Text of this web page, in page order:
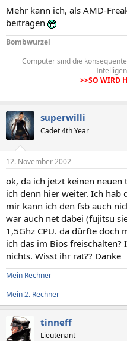
Mehr kann ich, als AMD-
beitragen
Bombwurzel
Computer sind die
>>SO WIRD
superwilli
Cadet 4th Year
12. November 2002
ok, da ich jetzt keinen
ich denn hier weiter. Ich hab
mir kann ich den fsb auch
war auch net dabei (fujitsu
1,5Ghz CPU. da dürfte doch
ich das im Bios
nichts. Wisst ihr rat?? Danke
Mein Rechner
Mein 2. Rechner
tinneff
Lieutenant